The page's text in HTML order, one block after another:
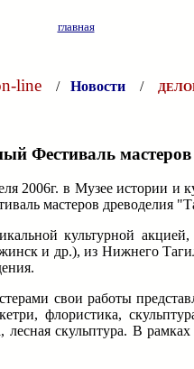
главная
line / Новости /
Фестиваль
2006г. в Музее истории и
мастеров древоделия
культурной
и др.), из Нижнего
свои работы
флористика,
лесная скульптура. В